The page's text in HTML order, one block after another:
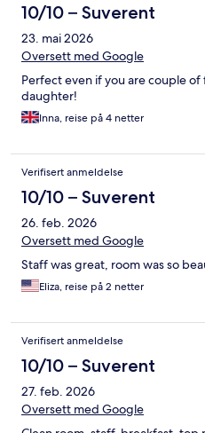
10/10 – Suverent
23. mai 2026
Oversett med Google
Perfect even if you are couple
daughter!
Inna, reise på 4 netter
Verifisert anmeldelse
10/10 – Suverent
26. feb. 2026
Oversett med Google
Staff was great, room was so
Eliza, reise på 2 netter
Verifisert anmeldelse
10/10 – Suverent
27. feb. 2026
Oversett med Google